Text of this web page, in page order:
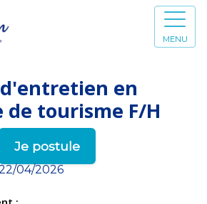
MENU
en
de tourisme F/H
Je postule
04/2026